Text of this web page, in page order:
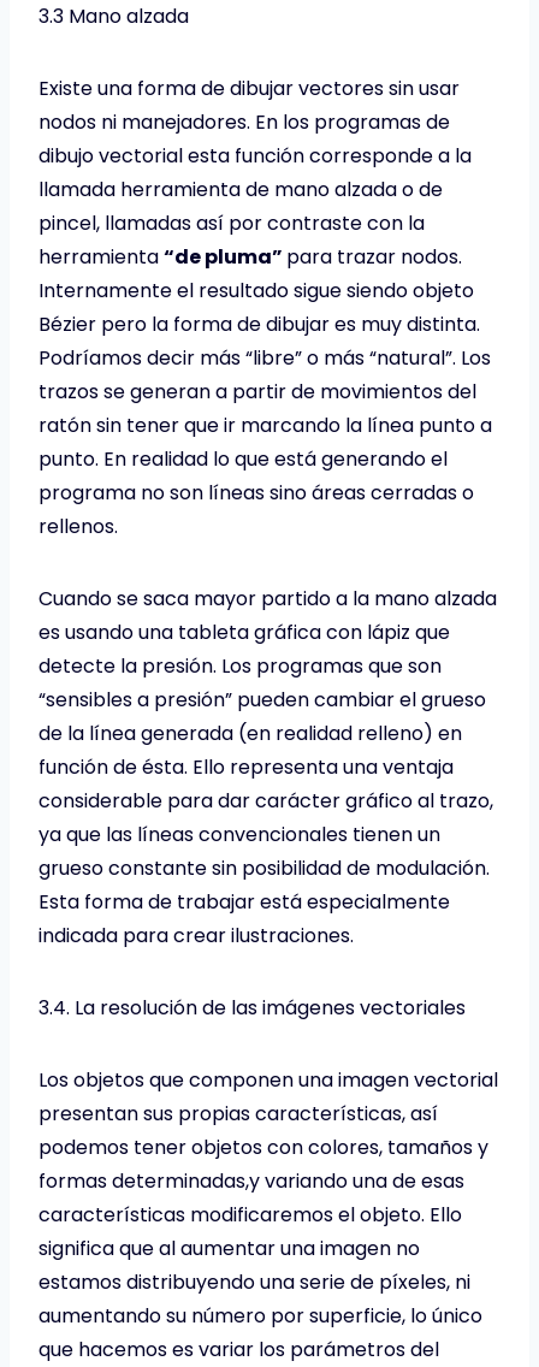
3.3 Mano alzada
Existe una forma de dibujar vectores sin usar
nodos ni manejadores. En los programas de
dibujo vectorial esta función corresponde a la
llamada herramienta de mano alzada o de
pincel, llamadas así por contraste con la
herramienta“de pluma” para trazar nodos.
Internamente el resultado sigue siendo objeto
Bézier pero la forma de dibujar es muy distinta.
Podríamos decir más “libre” o más “natural”. Los
trazos se generan a partir de movimientos del
ratón sin tener que ir marcando la línea punto a
punto. En realidad lo que está generando el
programa no son líneas sino áreas cerradas o
rellenos.
Cuando se saca mayor partido a la mano alzada
es usando una tableta gráfica con lápiz que
detecte la presión. Los programas que son
“sensibles a presión” pueden cambiar el grueso
de la línea generada (en realidad relleno) en
función de ésta. Ello representa una ventaja
considerable para dar carácter gráfico al trazo,
ya que las líneas convencionales tienen un
grueso constante sin posibilidad de modulación.
Esta forma de trabajar está especialmente
indicada para crear ilustraciones.
3.4. La resolución de las imágenes vectoriales
Los objetos que componen una imagen vectorial
presentan sus propias características, así
podemos tener objetos con colores, tamaños y
formas determinadas,y variando una de esas
características modificaremos el objeto. Ello
significa que al aumentar una imagen no
estamos distribuyendo una serie de píxeles, ni
aumentando su número por superficie, lo único
que hacemos es variar los parámetros del